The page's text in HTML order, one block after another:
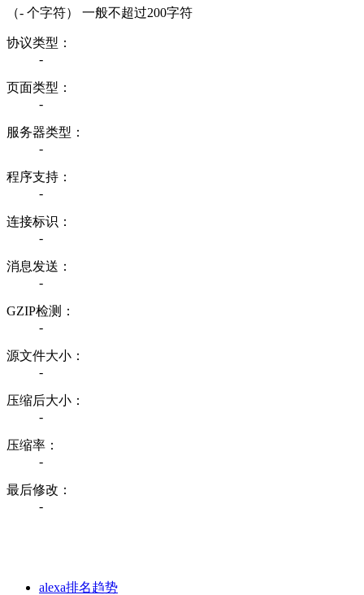
（- 个字符） 一般不超过200字符
协议类型：
-
页面类型：
-
服务器类型：
-
程序支持：
-
连接标识：
-
消息发送：
-
GZIP检测：
-
源文件大小：
-
压缩后大小：
-
压缩率：
-
最后修改：
-
alexa排名趋势